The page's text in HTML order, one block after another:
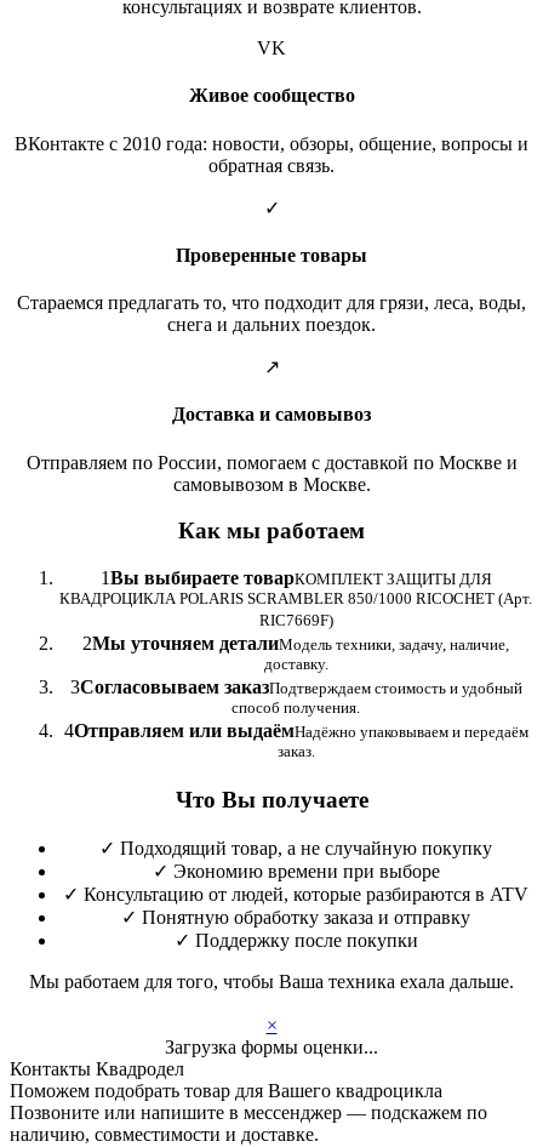
консультациях и возврате клиентов.
VK
Живое сообщество
ВКонтакте с 2010 года: новости, обзоры, общение, вопросы и
обратная связь.
✓
Проверенные товары
Стараемся предлагать то, что подходит для грязи, леса, воды,
снега и дальних поездок.
↗
Доставка и самовывоз
Отправляем по России, помогаем с доставкой по Москве и
самовывозом в Москве.
Как мы работаем
1Вы выбираете товарКОМПЛЕКТ ЗАЩИТЫ ДЛЯ
КВАДРОЦИКЛА POLARIS SCRAMBLER 850/1000 RICOCHET (Арт.
RIC7669F)
2Мы уточняем деталиМодель техники, задачу, наличие,
доставку.
3Согласовываем заказПодтверждаем стоимость и удобный
способ получения.
4Отправляем или выдаёмНадёжно упаковываем и передаём
заказ.
Что Вы получаете
✓ Подходящий товар, а не случайную покупку
✓ Экономию времени при выборе
✓ Консультацию от людей, которые разбираются в ATV
✓ Понятную обработку заказа и отправку
✓ Поддержку после покупки
Мы работаем для того, чтобы Ваша техника ехала дальше.
×
Загрузка формы оценки...
Контакты Квадродел
Поможем подобрать товар для Вашего квадроцикла
Позвоните или напишите в мессенджер — подскажем по
наличию, совместимости и доставке.